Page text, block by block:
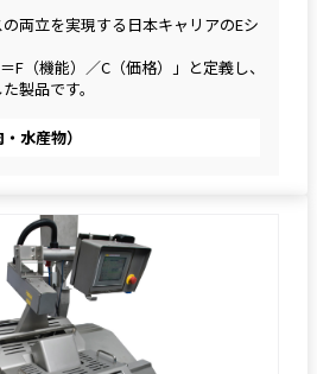
両立を実現する日本キャリアのEシ
F（機能）／C（価格）」と定義し、
製品です。
水産物）